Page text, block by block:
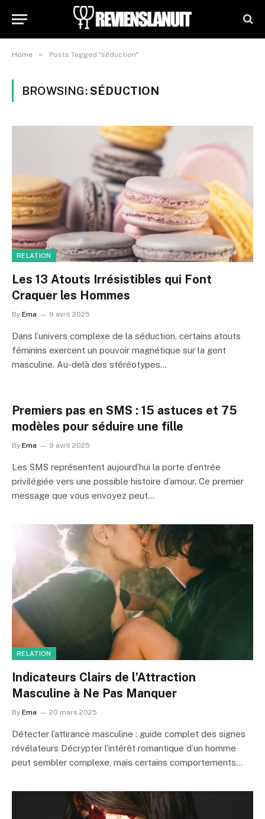
Home » Posts Tagged "séduction"
BROWSING:SÉDUCTION
RELATION
Les 13 Atouts Irrésistibles qui Font
Craquer les Hommes
By Ema 9 avril 2025
Dans l’univers complexe de la séduction, certains atouts
féminins exercent un pouvoir magnétique sur la gent
masculine. Au-delà des stéréotypes…
Premiers pas en SMS : 15 astuces et 75
modèles pour séduire une fille
By Ema 9 avril 2025
Les SMS représentent aujourd’hui la porte d’entrée
privilégiée vers une possible histoire d’amour. Ce premier
message que vous envoyez peut…
RELATION
Indicateurs Clairs de l’Attraction
Masculine à Ne Pas Manquer
By Ema 20 mars 2025
Détecter l’attirance masculine : guide complet des signes
révélateurs Décrypter l’intérêt romantique d’un homme
peut sembler complexe, mais certains comportements…